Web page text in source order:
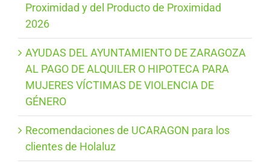
Proximidad y del Producto de Proximidad
2026
AYUDAS DEL AYUNTAMIENTO DE ZARAGOZA
AL PAGO DE ALQUILER O HIPOTECA PARA
MUJERES VÍCTIMAS DE VIOLENCIA DE
GÉNERO
Recomendaciones de UCARAGON para los
clientes de Holaluz